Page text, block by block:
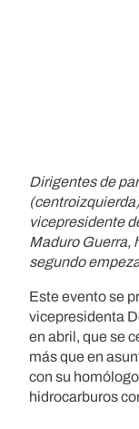
Dirigentes de
vicepresidente
Maduro Guerra,
segundo
Este evento se
vicepresidenta
en abril, que se
más que en
con su
hidrocarburos